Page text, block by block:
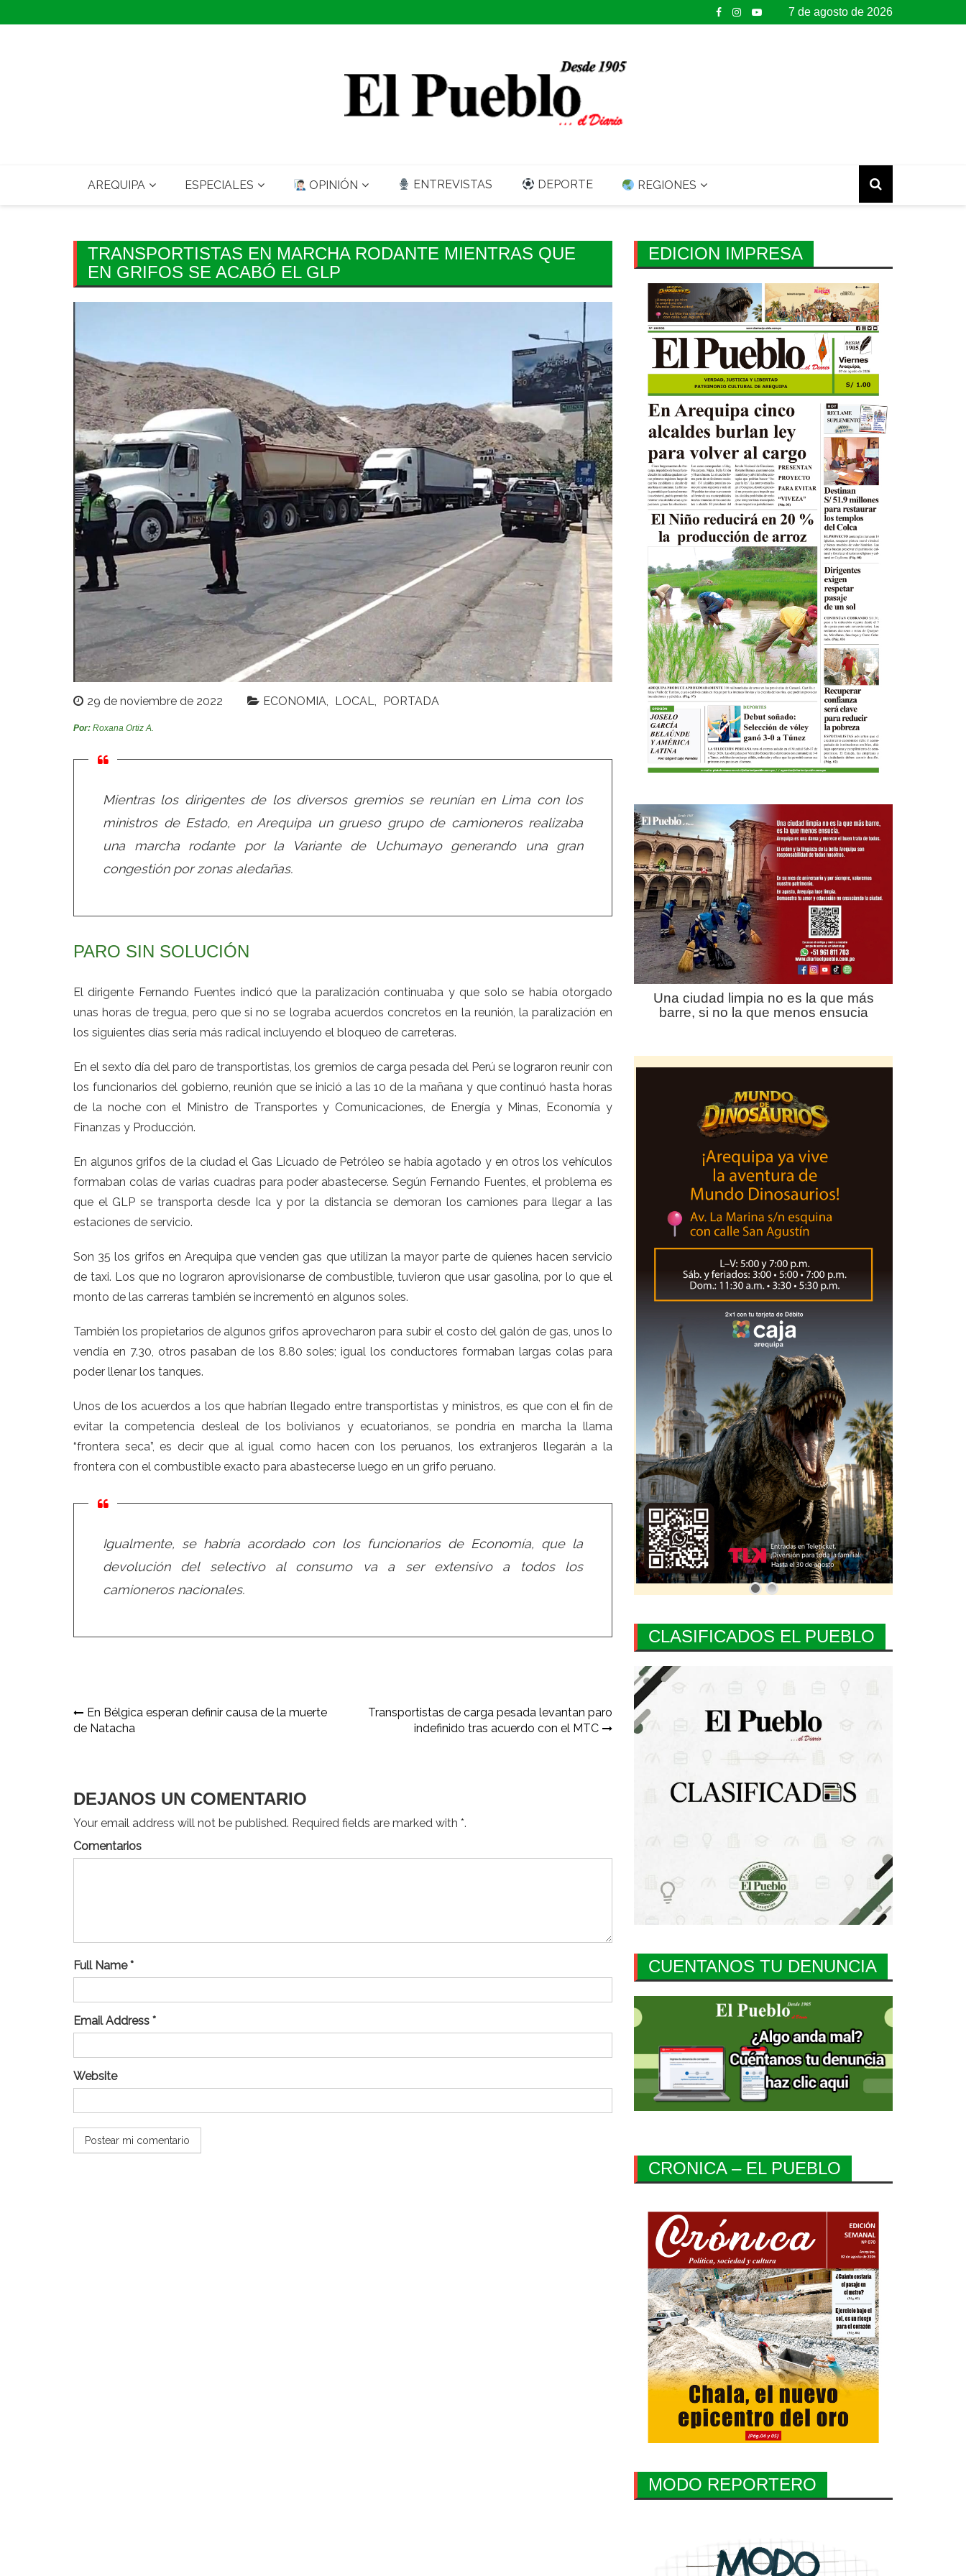
to
7 de agosto de 2026
AREQUIPA ESPECIALES OPINIÓN ENTREVISTAS DEPORTE REGIONES
TRANSPORTISTAS EN MARCHA RODANTE MIENTRAS QUE
EN GRIFOS SE ACABÓ EL GLP
29 de noviembre de 2022 ECONOMIA LOCAL PORTADA
Por: Roxana Ortiz A.
Mientras los dirigentes de los diversos gremios se reunían en Lima con los
ministros de Estado, en Arequipa un grueso grupo de camioneros realizaba
una marcha rodante por la Variante de Uchumayo generando una gran
congestión por zonas aledañas.
PARO SIN SOLUCIÓN
El dirigente Fernando Fuentes indicó que la paralización continuaba y que solo se había otorgado
unas horas de tregua, pero que si no se lograba acuerdos concretos en la reunión, la paralización en
los siguientes días sería más radical incluyendo el bloqueo de carreteras.
En el sexto día del paro de transportistas, los gremios de carga pesada del Perú se lograron reunir con
los funcionarios del gobierno, reunión que se inició a las 10 de la mañana y que continuó hasta horas
de la noche con el Ministro de Transportes y Comunicaciones, de Energía y Minas, Economía y
Finanzas y Producción.
En algunos grifos de la ciudad el Gas Licuado de Petróleo se había agotado y en otros los vehículos
formaban colas de varias cuadras para poder abastecerse. Según Fernando Fuentes, el problema es
que el GLP se transporta desde Ica y por la distancia se demoran los camiones para llegar a las
estaciones de servicio.
Son 35 los grifos en Arequipa que venden gas que utilizan la mayor parte de quienes hacen servicio
de taxi. Los que no lograron aprovisionarse de combustible, tuvieron que usar gasolina, por lo que el
monto de las carreras también se incrementó en algunos soles.
También los propietarios de algunos grifos aprovecharon para subir el costo del galón de gas, unos lo
vendía en 7.30, otros pasaban de los 8.80 soles; igual los conductores formaban largas colas para
poder llenar los tanques.
Unos de los acuerdos a los que habrían llegado entre transportistas y ministros, es que con el fin de
evitar la competencia desleal de los bolivianos y ecuatorianos, se pondría en marcha la llama
“frontera seca”, es decir que al igual como hacen con los peruanos, los extranjeros llegarán a la
frontera con el combustible exacto para abastecerse luego en un grifo peruano.
Igualmente, se habría acordado con los funcionarios de Economía, que la
devolución del selectivo al consumo va a ser extensivo a todos los
camioneros nacionales.
Navegación
de
En Bélgica esperan definir causa de la muerte
de Natacha
Transportistas de carga pesada levantan paro
indefinido tras acuerdo con el MTC
DEJANOS UN COMENTARIO
Your email address will not be published. Required fields are marked with *.
Comentarios
Full Name *
Email Address *
Website
EDICION IMPRESA
Una ciudad limpia no es la que más
barre, si no la que menos ensucia
CLASIFICADOS EL PUEBLO
CUENTANOS TU DENUNCIA
CRONICA – EL PUEBLO
MODO REPORTERO